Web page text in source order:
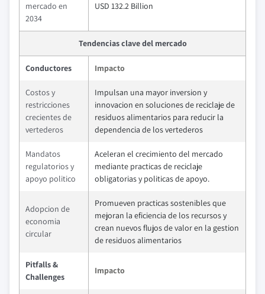
mercado en
2034
USD 132.2 Billion
Tendencias clave del mercado
Conductores Impacto
Costos y
restricciones
crecientes de
vertederos
Impulsan una mayor inversion y
innovacion en soluciones de reciclaje de
residuos alimentarios para reducir la
dependencia de los vertederos
Mandatos
regulatorios y
apoyo politico
Aceleran el crecimiento del mercado
mediante practicas de reciclaje
obligatorias y politicas de apoyo.
Adopcion de
economia
circular
Promueven practicas sostenibles que
mejoran la eficiencia de los recursos y
crean nuevos flujos de valor en la gestion
de residuos alimentarios
Pitfalls &
Challenges
Impacto